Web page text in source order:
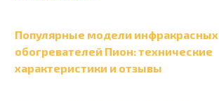
Популярные модели инфракрасных
обогревателей Пион: технические
характеристики и отзывы